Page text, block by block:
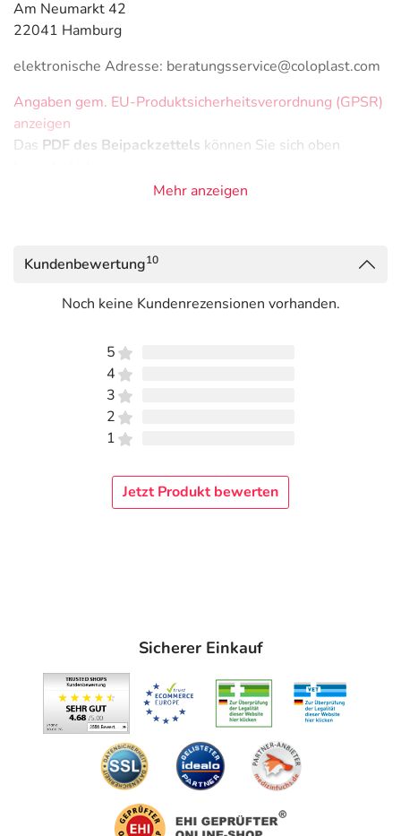
Am Neumarkt 42
22041 Hamburg
elektronische Adresse: beratungsservice@coloplast.com
Angaben gem. EU-Produktsicherheitsverordnung (GPSR)
anzeigen
Das PDF des Beipackzettels können Sie sich oben
Mehr anzeigen
Kundenbewertung10
Noch keine Kundenrezensionen vorhanden.
5
4
3
2
1
Jetzt Produkt bewerten
Sicherer Einkauf